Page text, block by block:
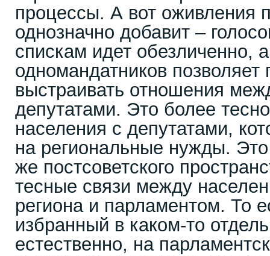
процессы. А вот оживления
однозначно добавит –
спискам идет обезличенно,
одномандатников позволяет
выстраивать отношения
депутатами. Это более
населения с депутатами,
на региональные нужды. Это
же постсоветского
тесные связи между
региона и парламентом. То
избранный в каком-то
естественно, на